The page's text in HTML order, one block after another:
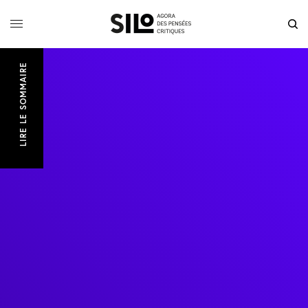
LIRE LE SOMMAIRE